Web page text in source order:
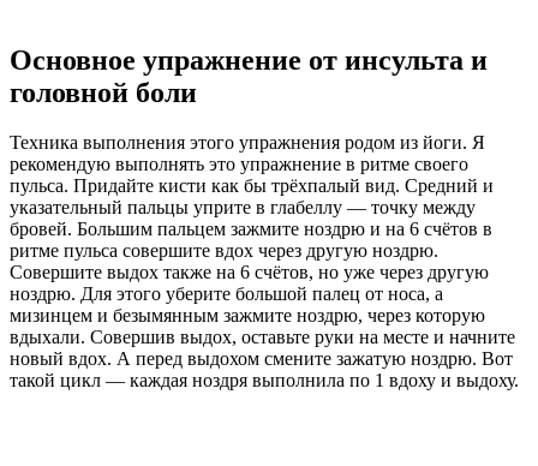
Основное упражнение от инсульта и
головной боли
Техника выполнения этого упражнения родом из йоги. Я
рекомендую выполнять это упражнение в ритме своего
пульса. Придайте кисти как бы трёхпалый вид. Средний и
указательный пальцы уприте в глабеллу — точку между
бровей. Большим пальцем зажмите ноздрю и на 6 счётов в
ритме пульса совершите вдох через другую ноздрю.
Совершите выдох также на 6 счётов, но уже через другую
ноздрю. Для этого уберите большой палец от носа, а
мизинцем и безымянным зажмите ноздрю, через которую
вдыхали. Совершив выдох, оставьте руки на месте и начните
новый вдох. А перед выдохом смените зажатую ноздрю. Вот
такой цикл — каждая ноздря выполнила по 1 вдоху и выдоху.